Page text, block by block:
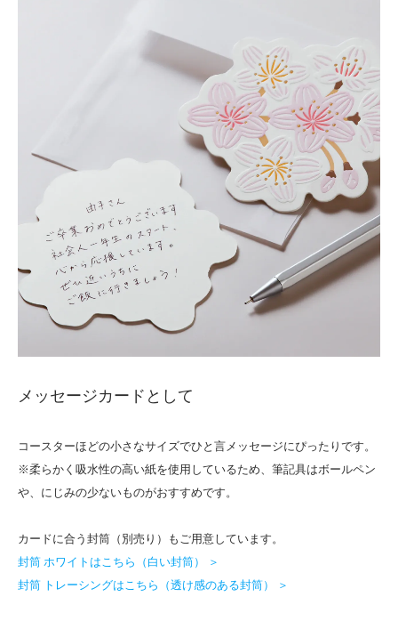
メッセージカードとして
コースターほどの小さなサイズでひと言メッセージにぴったりです。
※柔らかく吸水性の高い紙を使用しているため、筆記具はボールペン
や、にじみの少ないものがおすすめです。
カードに合う封筒（別売り）もご用意しています。
封筒 ホワイトはこちら（白い封筒） ＞
封筒 トレーシングはこちら（透け感のある封筒） ＞